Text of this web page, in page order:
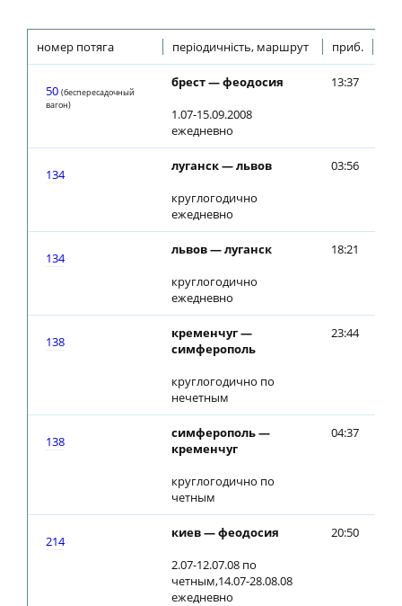
номер потяга періодичність, маршрут приб.
50 (беспересадочный
вагон)
брест — феодосия
1.07-15.09.2008
ежедневно
13:37
134
луганск — львов
круглогодично
ежедневно
03:56
134
львов — луганск
круглогодично
ежедневно
18:21
138
кременчуг —
симферополь
круглогодично по
нечетным
23:44
138
симферополь —
кременчуг
круглогодично по
четным
04:37
214
киев — феодосия
2.07-12.07.08 по
четным,14.07-28.08.08
ежедневно
20:50